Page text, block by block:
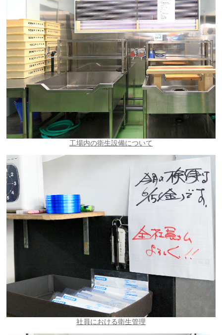
工場内の衛生設備について
社員における衛生管理